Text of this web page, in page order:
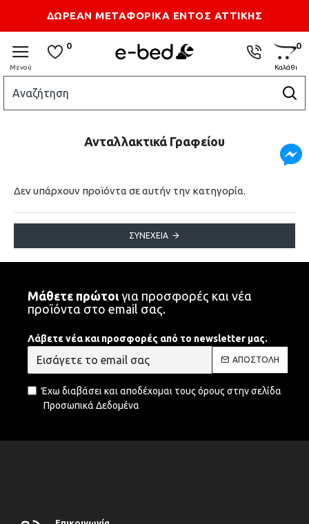
ΔΩΡΕΑΝ ΜΕΤΑΦΟΡΙΚΑ ΕΝΤΟΣ ΑΤΤΙΚΗΣ
Τρόποι Αποστολής Επικοιωνία
0 0
Ανταλλακτικά Γραφείου
Δεν υπάρχουν προϊόντα σε αυτήν την κατηγορία.
ΣΥΝΈΧΕΙΑ
Μάθετε πρώτοι για προσφορές και νέα
προϊόντα στο email σας.
Λάβετε νέα και προσφορές από το newsletter μας.
ΑΠΟΣΤΟΛΉ
Έχω διαβάσει και αποδέχομαι τους όρους στην σελίδα
Προσωπικά Δεδομένα